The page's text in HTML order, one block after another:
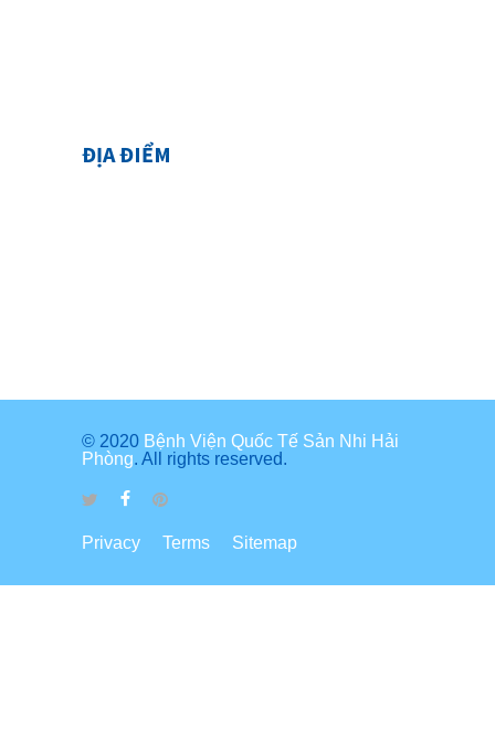
ĐỊA ĐIỂM
© 2020 Bệnh Viện Quốc Tế Sản Nhi Hải
Phòng. All rights reserved.
Privacy Terms Sitemap